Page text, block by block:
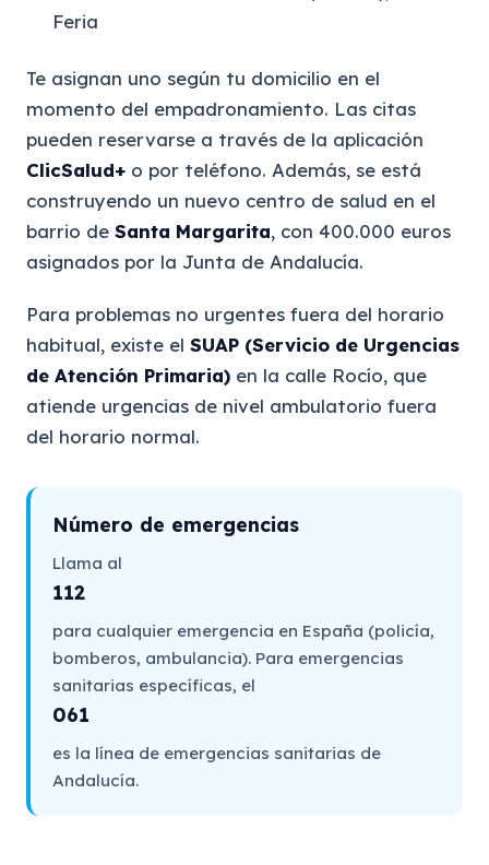
Feria
Te asignan uno según tu domicilio en el
momento del empadronamiento. Las citas
pueden reservarse a través de la aplicación
ClicSalud+ o por teléfono. Además, se está
construyendo un nuevo centro de salud en el
barrio de Santa Margarita, con 400.000 euros
asignados por la Junta de Andalucía.
Para problemas no urgentes fuera del horario
habitual, existe el SUAP (Servicio de Urgencias
de Atención Primaria) en la calle Rocío, que
atiende urgencias de nivel ambulatorio fuera
del horario normal.
Número de emergencias
Llama al
112
para cualquier emergencia en España (policía,
bomberos, ambulancia). Para emergencias
sanitarias específicas, el
061
es la línea de emergencias sanitarias de
Andalucía.